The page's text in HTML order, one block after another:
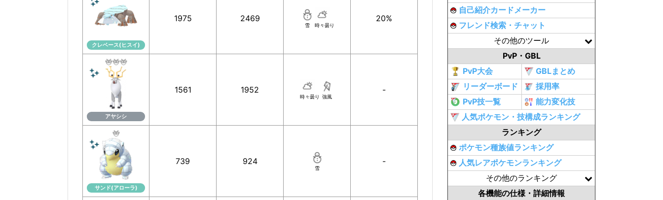
クレベース(ヒスイ)
1975 2469
雪 時々曇り
20%
アヤシシ
1561 1952
時々曇り 強風
-
サンド(アローラ)
739 924
雪
-
自己紹介カードメーカー
フレンド検索・チャット
その他のツール
PvP・GBL
PvP大会
GBLまとめ
リーダーボード
採用率
PvP技一覧
能力変化技
人気ポケモン・技構成ランキング
ランキング
ポケモン種族値ランキング
人気レアポケモンランキング
その他のランキング
各機能の仕様・詳細情報